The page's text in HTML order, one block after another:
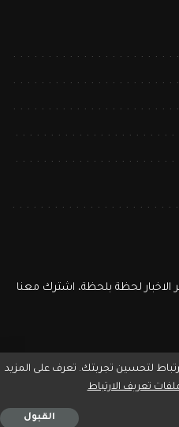
لحظة بلحظة، اشترك معنا
لتحسين تجربتك. تعرف على المزيد
تعريف الارتباط
القبول